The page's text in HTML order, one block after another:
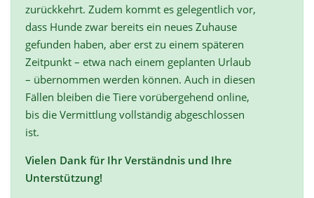
zurückkehrt. Zudem kommt es gelegentlich vor,
dass Hunde zwar bereits ein neues Zuhause
gefunden haben, aber erst zu einem späteren
Zeitpunkt – etwa nach einem geplanten Urlaub
– übernommen werden können. Auch in diesen
Fällen bleiben die Tiere vorübergehend online,
bis die Vermittlung vollständig abgeschlossen
ist.
Vielen Dank für Ihr Verständnis und Ihre
Unterstützung!